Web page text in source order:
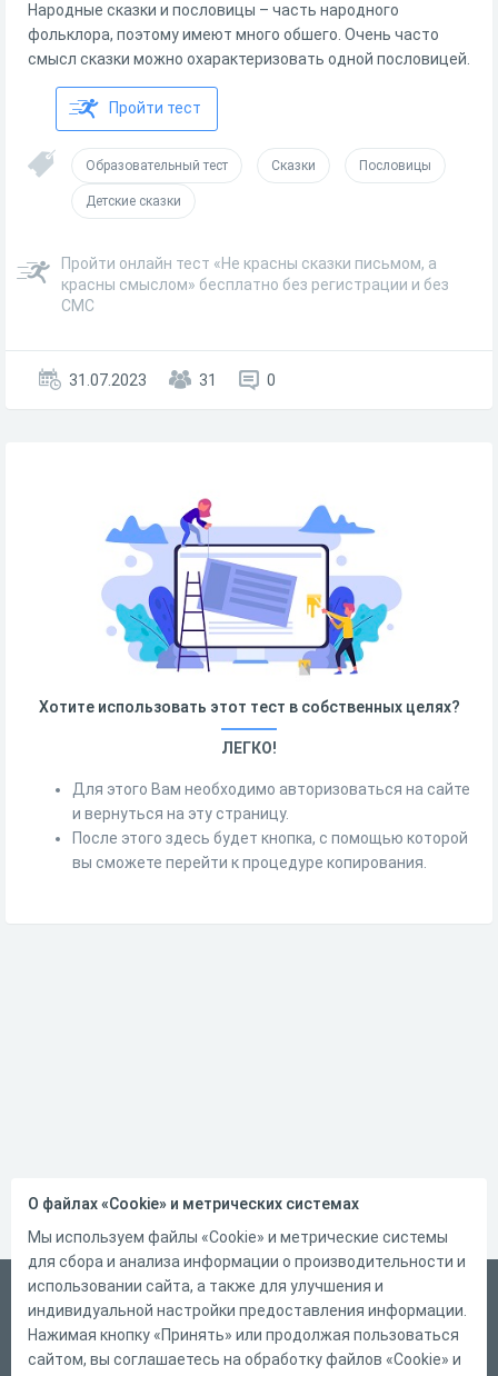
Народные сказки и пословицы – часть народного
фольклора, поэтому имеют много обшего. Очень часто
смысл сказки можно охарактеризовать одной пословицей.
Пройти тест
Образовательный тест Сказки Пословицы
Детские сказки
Пройти онлайн тест «Не красны сказки письмом, а
красны смыслом» бесплатно без регистрации и без
СМС
31.07.2023 31 0
Хотите использовать этот тест в собственных целях?
ЛЕГКО!
Для этого Вам необходимо авторизоваться на сайте
и вернуться на эту страницу.
После этого здесь будет кнопка, с помощью которой
вы сможете перейти к процедуре копирования.
Русский
Справка
Форма обратной связи
О файлах «Cookie» и метрических системах
Мы используем файлы «Cookie» и метрические системы
для сбора и анализа информации о производительности и
использовании сайта, а также для улучшения и
индивидуальной настройки предоставления информации.
Нажимая кнопку «Принять» или продолжая пользоваться
сайтом, вы соглашаетесь на обработку файлов «Cookie» и